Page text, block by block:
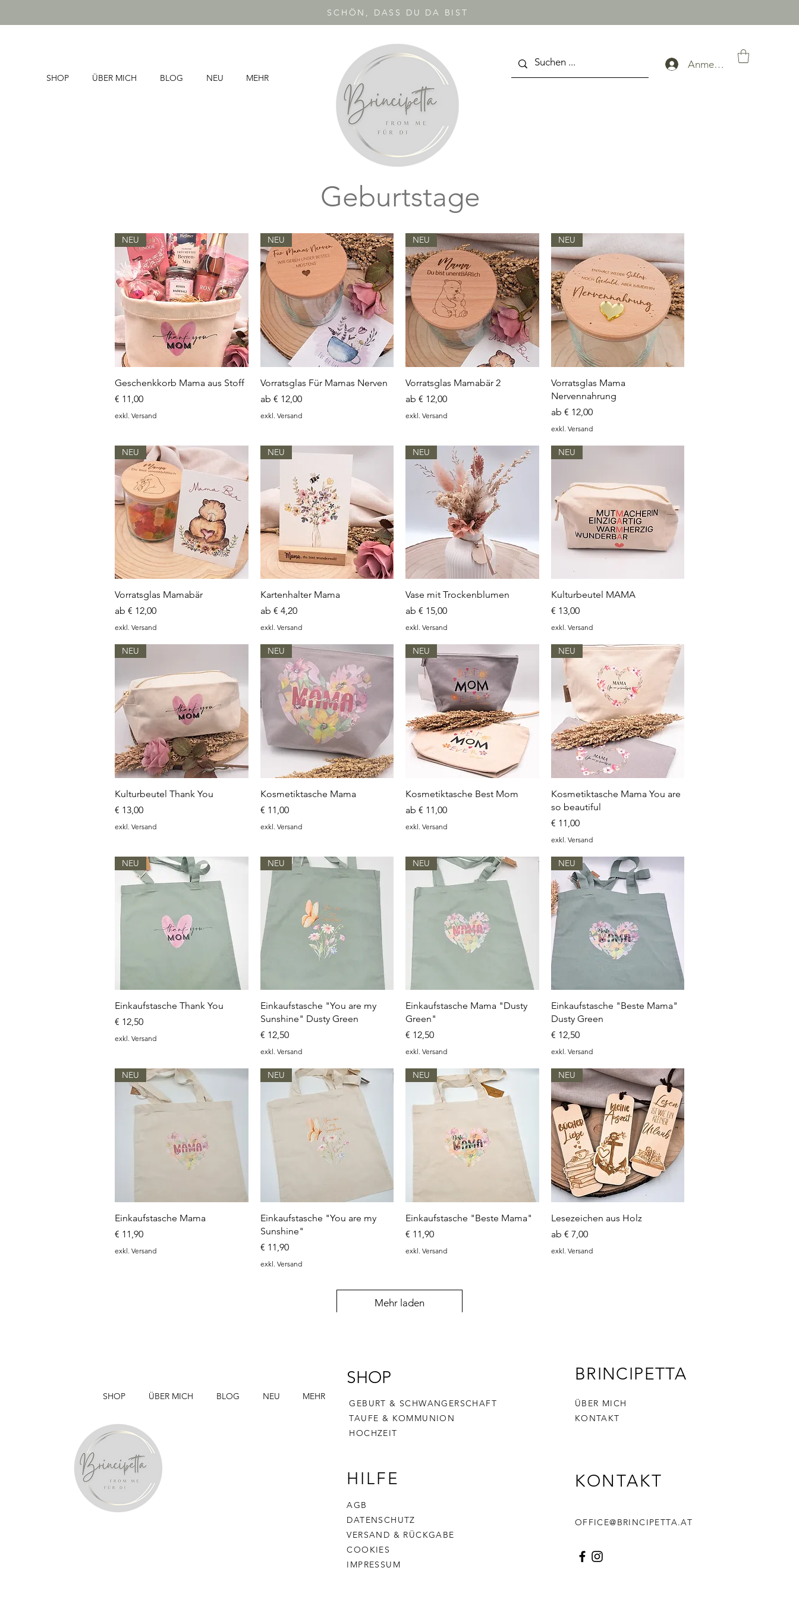
SCHÖN, DASS DU DA BIST
SHOP ÜBER MICH BLOG NEU MEHR
Anmelden
Geburtstage
Schnellansicht
NEU
Geschenkkorb Mama aus Stoff
Preis
€ 11,00
exkl. Versand
Schnellansicht
NEU
Vorratsglas Für Mamas Nerven
ab € 12,00
Sale-Preis
exkl. Versand
Schnellansicht
NEU
Vorratsglas Mamabär 2
ab € 12,00
Sale-Preis
exkl. Versand
Schnellansicht
NEU
Vorratsglas Mama
Nervennahrung
ab € 12,00
Sale-Preis
exkl. Versand
Schnellansicht
NEU
Vorratsglas Mamabär
ab € 12,00
Sale-Preis
exkl. Versand
Schnellansicht
NEU
Kartenhalter Mama
ab € 4,20
Sale-Preis
exkl. Versand
Schnellansicht
NEU
Vase mit Trockenblumen
ab € 15,00
Sale-Preis
exkl. Versand
Schnellansicht
NEU
Kulturbeutel MAMA
Preis
€ 13,00
exkl. Versand
Schnellansicht
NEU
Kulturbeutel Thank You
Preis
€ 13,00
exkl. Versand
Schnellansicht
NEU
Kosmetiktasche Mama
Preis
€ 11,00
exkl. Versand
Schnellansicht
NEU
Kosmetiktasche Best Mom
ab € 11,00
Sale-Preis
exkl. Versand
Schnellansicht
NEU
Kosmetiktasche Mama You are
so beautiful
Preis
€ 11,00
exkl. Versand
Schnellansicht
NEU
Einkaufstasche Thank You
Preis
€ 12,50
exkl. Versand
Schnellansicht
NEU
Einkaufstasche "You are my
Sunshine" Dusty Green
Preis
€ 12,50
exkl. Versand
Schnellansicht
NEU
Einkaufstasche Mama "Dusty
Green"
Preis
€ 12,50
exkl. Versand
Schnellansicht
NEU
Einkaufstasche "Beste Mama"
Dusty Green
Preis
€ 12,50
exkl. Versand
Schnellansicht
NEU
Einkaufstasche Mama
Preis
€ 11,90
exkl. Versand
Schnellansicht
NEU
Einkaufstasche "You are my
Sunshine"
Preis
€ 11,90
exkl. Versand
Schnellansicht
NEU
Einkaufstasche "Beste Mama"
Preis
€ 11,90
exkl. Versand
Schnellansicht
NEU
Lesezeichen aus Holz
ab € 7,00
Sale-Preis
exkl. Versand
Mehr laden
SHOP
GEBURT & SCHWANGERSCHAFT
TAUFE & KOMMUNION
HOCHZEIT
HILFE
AGB
DATENSCHUTZ
VERSAND & RÜCKGABE
COOKIES
IMPRESSUM
BRINCIPETTA
ÜBER MICH
KONTAKT
KONTAKT
OFFICE@BRINCIPETTA.AT
SHOP ÜBER MICH BLOG NEU MEHR